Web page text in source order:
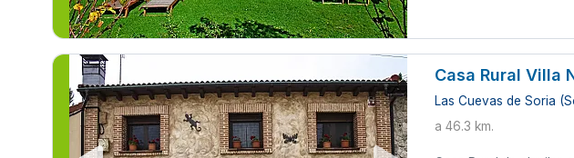
Casa Rural Villa
Las Cuevas de Soria
a 46.3 km.